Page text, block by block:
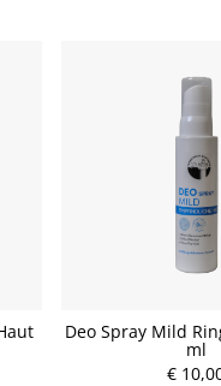
Deo Spray Mild
ml
€